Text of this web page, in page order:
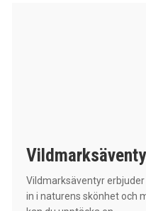
Vildmarksäventyr
in i naturens skönhet och